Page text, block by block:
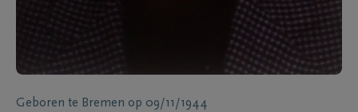
Geboren te Bremen op 09/11/1944